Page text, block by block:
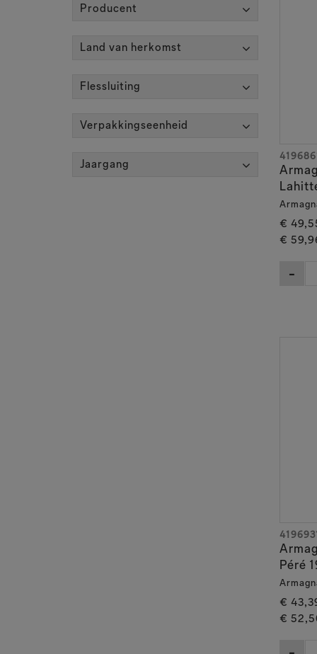
Producent
Land van herkomst
Flessluiting
Verpakkingseenheid
Jaargang
€
€
Péré
€
€